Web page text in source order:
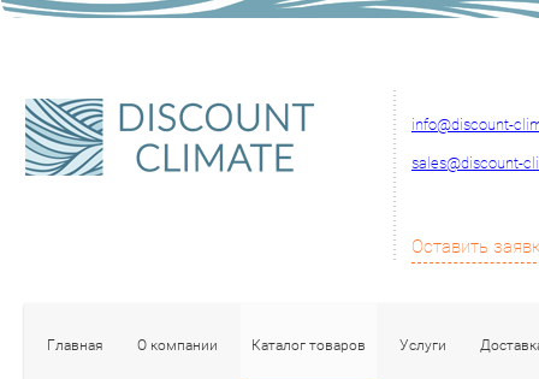
info@discount-
sales@discount-
Оставить
Главная О компании Каталог товаров Услуги